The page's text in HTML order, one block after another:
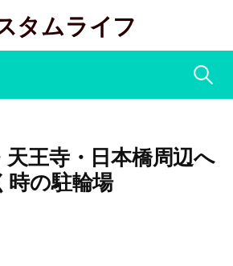
タムライフ
検
王寺・日本橋周辺へ
時の駐輪場